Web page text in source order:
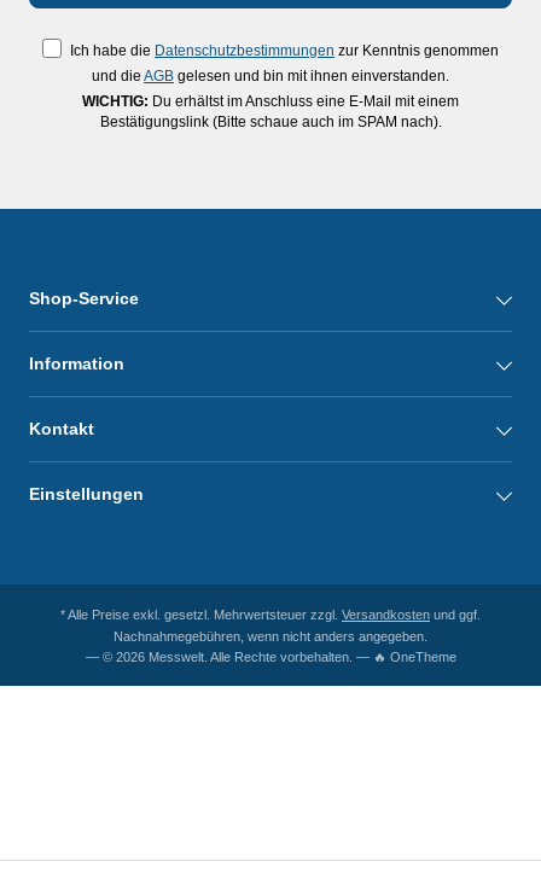
Ich habe die Datenschutzbestimmungen zur Kenntnis genommen
und die AGB gelesen und bin mit ihnen einverstanden.
WICHTIG: Du erhältst im Anschluss eine E-Mail mit einem
Bestätigungslink (Bitte schaue auch im SPAM nach).
Shop-Service
Information
Kontakt
Einstellungen
* Alle Preise exkl. gesetzl. Mehrwertsteuer zzgl. Versandkosten und ggf.
Nachnahmegebühren, wenn nicht anders angegeben.
— © 2026 Messwelt. Alle Rechte vorbehalten. — 🔥 OneTheme